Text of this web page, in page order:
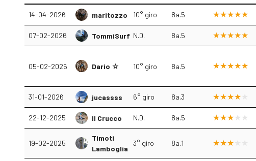
14-04-2026 maritozzo 10° giro 8a.5
07-02-2026 TommiSurf N.D. 8a.5
05-02-2026 Dario ☆ 10° giro 8a.5
31-01-2026 jucassss 6° giro 8a.3
22-12-2025 Il Crucco N.D. 8a.5
19-02-2025
Timoti
Lamboglia
3° giro 8a.1